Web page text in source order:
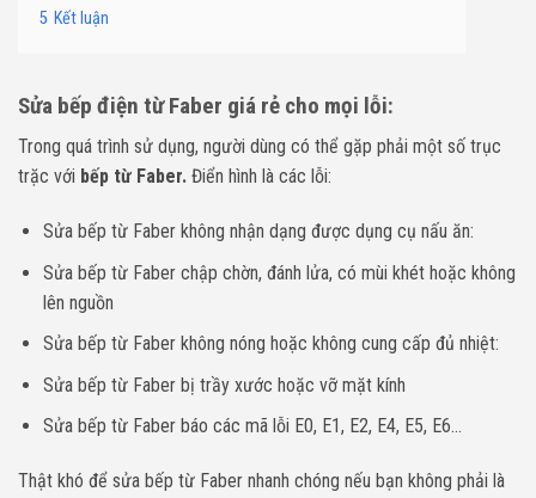
5 Kết luận
Sửa bếp điện từ Faber giá rẻ cho mọi lỗi:
Trong quá trình sử dụng, người dùng có thể gặp phải một số trục
trặc với bếp từ Faber. Điển hình là các lỗi:
Sửa bếp từ Faber không nhận dạng được dụng cụ nấu ăn:
Sửa bếp từ Faber chập chờn, đánh lửa, có mùi khét hoặc không
lên nguồn
Sửa bếp từ Faber không nóng hoặc không cung cấp đủ nhiệt:
Sửa bếp từ Faber bị trầy xước hoặc vỡ mặt kính
Sửa bếp từ Faber báo các mã lỗi E0, E1, E2, E4, E5, E6…
Thật khó để sửa bếp từ Faber nhanh chóng nếu bạn không phải là